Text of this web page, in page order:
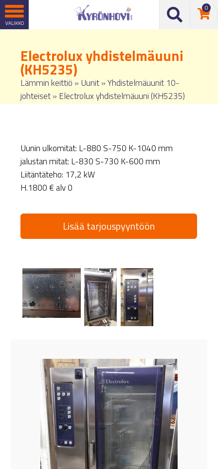
0
Electrolux yhdistelmäuuni
(KH5235)
Lämmin keittiö » Uunit»Yhdistelmäuunit 10-
johteiset» Electrolux yhdistelmäuuni (KH5235)
Uunin ulkomitat: L-880 S-750 K-1040 mm
jalustan mitat: L-830 S-730 K-600 mm
Liitäntäteho: 17,2 kW
H.1800 € alv 0
Lisää tarjouspyyntöön